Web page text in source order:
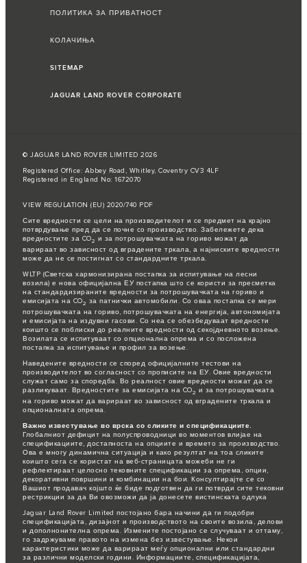
ПОЛИТИКА ЗА ПРИВАТНОСТ
КОЛАЧИЊА
SITEMAP
JAGUAR LAND ROVER CORPORATE
© JAGUAR LAND ROVER LIMITED 2026
Registered Office: Abbey Road, Whitley, Coventry CV3 4LF
Registered in England No: 1672070
VIEW REGULATION (EU) 2020/740 PDF
Сите вредности се цели на производителот и се предмет на крајно
потврдување пред да се почне со производство. Забележете дека
вредностите за CO2 и за потрошувачката на гориво можат да
варираат во зависност од вградените тркала, а најниските вредности
може да не се постигнат со стандардните тркала.
WLTP (Светска хармонизирана постапка за испитување на лесни
возила) е нова официјална ЕУ постапка што се користи за пресметка
на стандардизираните вредности за потрошувачката на гориво и
емисијата на CO2 за патнички автомобили. Со оваа постапка се мери
потрошувачката на гориво, потрошувачката на енергија, автономијата
и емисијата на издувни гасови. Со неа се обезбедуваат вредности
коишто се поблиски до реалните вредности од секојдневното возење.
Возилата се испитуваат со опционална опрема и со посложена
постапка за испитување и профил за возење.
Наведените вредности се според официјалните тестови на
производителот во согласност со прописите на ЕУ. Овие вредности
служат само за споредба. Во реалност овие вредности можат да се
разликуваат. Вредностите за емисијата на CO2 и за потрошувачката
на гориво можат да варираат во зависност од вградените тркала и
опционалната опрема.
Важно известување во врска со сликите и спецификациите.
Глобалниот дефицит на полуспроводници во моментов влијае на
спецификациите, достапноста на опциите и времето за производство.
Ова е многу динамична ситуација и како резултат на тоа сликите
коишто сега се користат на веб-страницата можеби не ги
рефлектираат целосно тековните спецификации за опрема, опции,
декоративни површини и комбинации на бои. Консултирајте се со
Вашиот продавач којшто ќе биде подготвен да ги потврди сите тековни
рестрикции за да Ви овозможи да ја донесете вистинската одлука
Jaguar Land Rover Limited постојано бара начини да ги подобри
спецификацијата, дизајнот и производството на своите возила, делови
и дополнонителна опрема. Измените постојано се случуваат и оттаму,
го задржуваме правото на измена без известување. Некои
карактеристики може да варираат меѓу опционални или стандардни
за различни моделски години. Информациите, спецификацијата,